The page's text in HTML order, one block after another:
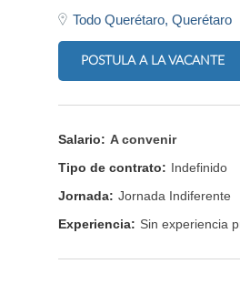
Todo Querétaro, Querétaro
POSTULA A LA VACANTE
Salario: A convenir
Tipo de contrato: Indefinido
Jornada: Jornada Indiferente
Experiencia: Sin experiencia